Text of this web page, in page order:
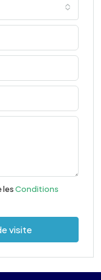
lesConditions
visite